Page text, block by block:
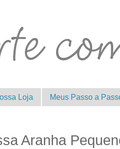
Loja Meus Passo a
Aranha